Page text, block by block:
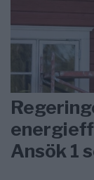
Ansök 1